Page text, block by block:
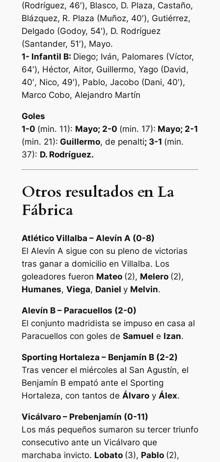
(Rodríguez, 46′), Blasco, D. Plaza, Castaño,
Blázquez, R. Plaza (Muñoz, 40′), Gutiérrez,
Delgado (Godoy, 54′), D. Rodríguez
(Santander, 51′), Mayo.
1- Infantil B: Diego; Iván, Palomares (Víctor,
64′), Héctor, Aitor, Guillermo, Yago (David,
40′, Nico, 49′), Pablo, Jacobo (Dani, 40′),
Marco Cobo, Alejandro Martín
Goles
1-0 (min. 11): Mayo; 2-0 (min. 17): Mayo; 2-1
(min. 21): Guillermo, de penalti; 3-1 (min.
37): D. Rodríguez.
Otros resultados en La
Fábrica
Atlético Villalba – Alevín A (0-8)
El Alevín A sigue con su pleno de victorias
tras ganar a domicilio en Villalba. Los
goleadores fueron Mateo (2), Melero (2),
Humanes, Viega, Daniel y Melvin.
Alevín B – Paracuellos (2-0)
El conjunto madridista se impuso en casa al
Paracuellos con goles de Samuel e Izan.
Sporting Hortaleza – Benjamín B (2-2)
Tras vencer el miércoles al San Agustín, el
Benjamín B empató ante el Sporting
Hortaleza, con tantos de Álvaroy Álex.
Vicálvaro – Prebenjamín (0-11)
Los más pequeños sumaron su tercer triunfo
consecutivo ante un Vicálvaro que
marchaba invicto. Lobato (3), Pablo (2),